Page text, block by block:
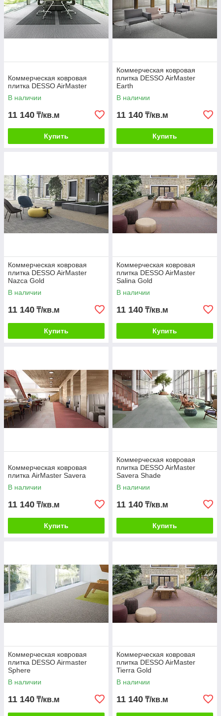
Коммерческая ковровая
плитка DESSO AirMaster
В наличии
11 140 ₸/кв.м
Купить
Коммерческая ковровая
плитка DESSO AirMaster
Earth
В наличии
11 140 ₸/кв.м
Купить
Коммерческая ковровая
плитка DESSO AirMaster
Nazca Gold
В наличии
11 140 ₸/кв.м
Купить
Коммерческая ковровая
плитка DESSO AirMaster
Salina Gold
В наличии
11 140 ₸/кв.м
Купить
Коммерческая ковровая
плитка AirMaster Savera
В наличии
11 140 ₸/кв.м
Купить
Коммерческая ковровая
плитка DESSO AirMaster
Savera Shade
В наличии
11 140 ₸/кв.м
Купить
Коммерческая ковровая
плитка DESSO Airmaster
Sphere
В наличии
11 140 ₸/кв.м
Коммерческая ковровая
плитка DESSO AirMaster
Tierra Gold
В наличии
11 140 ₸/кв.м